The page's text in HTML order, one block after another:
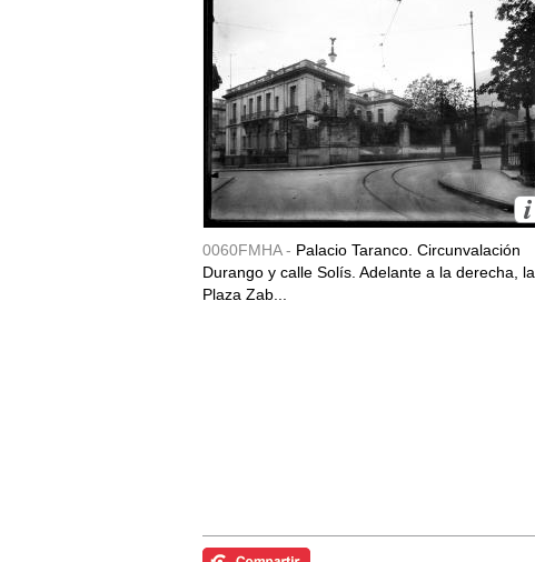
0060FMHA - Palacio Taranco. Circunvalación
Durango y calle Solís. Adelante a la derecha, la
Plaza Zab...